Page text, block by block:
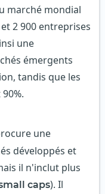
marché mondial
2 900 entreprises
une
émergents
tandis que les
une
développés et
il n'inclut plus
caps). Il